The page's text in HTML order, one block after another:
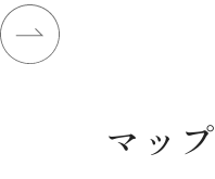
マップ